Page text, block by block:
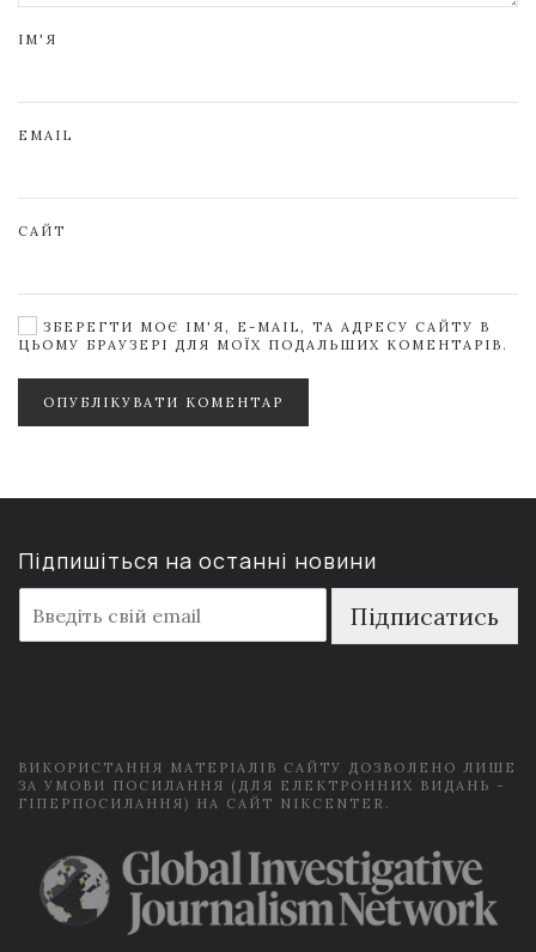
ІМ'Я
EMAIL
САЙТ
ЗБЕРЕГТИ МОЄ ІМ'Я, E-MAIL, ТА АДРЕСУ САЙТУ В
ЦЬОМУ БРАУЗЕРІ ДЛЯ МОЇХ ПОДАЛЬШИХ КОМЕНТАРІВ.
ОПУБЛІКУВАТИ КОМЕНТАР
Підпишіться на останні новини
m
a
Підписатись
ВИКОРИСТАННЯ МАТЕРІАЛІВ САЙТУ ДОЗВОЛЕНО ЛИШЕ
ЗА УМОВИ ПОСИЛАННЯ (ДЛЯ ЕЛЕКТРОННИХ ВИДАНЬ -
ГІПЕРПОСИЛАННЯ) НА САЙТ NIKCENTER.